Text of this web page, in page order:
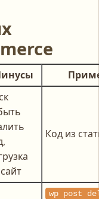
Код из
wp post